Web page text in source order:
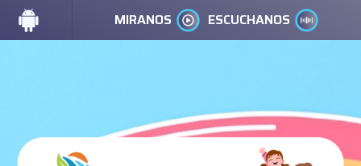
MIRANOS ESCUCHANOS